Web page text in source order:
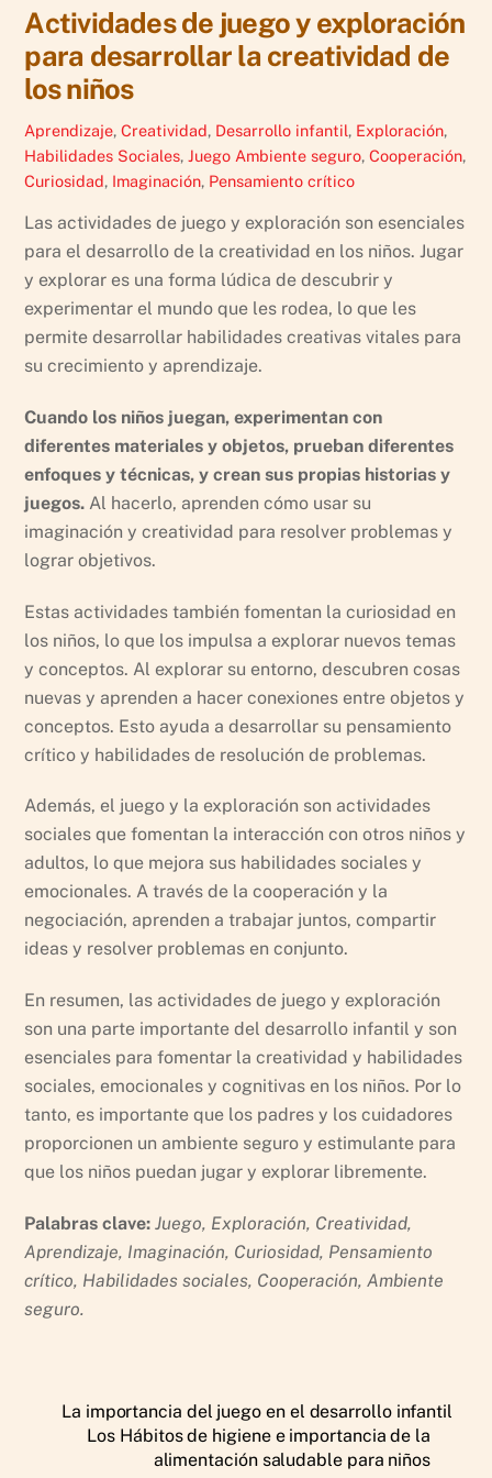
Actividades de juego y exploración
para desarrollar la creatividad de
los niños
Aprendizaje,Creatividad, Desarrollo infantil, Exploración,
Habilidades Sociales,Juego Ambiente seguro,Cooperación,
Curiosidad, Imaginación, Pensamiento crítico
Las actividades de juego y exploración son esenciales
para el desarrollo de la creatividad en los niños. Jugar
y explorar es una forma lúdica de descubrir y
experimentar el mundo que les rodea, lo que les
permite desarrollar habilidades creativas vitales para
su crecimiento y aprendizaje.
Cuando los niños juegan, experimentan con
diferentes materiales y objetos, prueban diferentes
enfoques y técnicas, y crean sus propias historias y
juegos. Al hacerlo, aprenden cómo usar su
imaginación y creatividad para resolver problemas y
lograr objetivos.
Estas actividades también fomentan la curiosidad en
los niños, lo que los impulsa a explorar nuevos temas
y conceptos. Al explorar su entorno, descubren cosas
nuevas y aprenden a hacer conexiones entre objetos y
conceptos. Esto ayuda a desarrollar su pensamiento
crítico y habilidades de resolución de problemas.
Además, el juego y la exploración son actividades
sociales que fomentan la interacción con otros niños y
adultos, lo que mejora sus habilidades sociales y
emocionales. A través de la cooperación y la
negociación, aprenden a trabajar juntos, compartir
ideas y resolver problemas en conjunto.
En resumen, las actividades de juego y exploración
son una parte importante del desarrollo infantil y son
esenciales para fomentar la creatividad y habilidades
sociales, emocionales y cognitivas en los niños. Por lo
tanto, es importante que los padres y los cuidadores
proporcionen un ambiente seguro y estimulante para
que los niños puedan jugar y explorar libremente.
Palabras clave:Juego, Exploración, Creatividad,
Aprendizaje, Imaginación, Curiosidad, Pensamiento
crítico, Habilidades sociales, Cooperación, Ambiente
seguro.
La importancia del juego en el desarrollo infantil
Los Hábitos de higiene e importancia de la
alimentación saludable para niños